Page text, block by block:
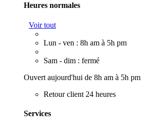
Heures normales
Voir tout
Lun - ven : 8h am à 5h pm
Sam - dim : fermé
Ouvert aujourd'hui de 8h am à 5h pm
Retour client 24 heures
Services